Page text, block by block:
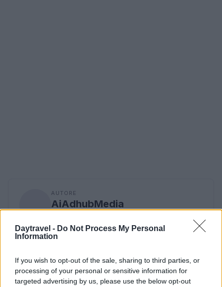
Daytravel - Do Not Process My Personal
Information
If you wish to opt-out of the sale, sharing to third parties, or
processing of your personal or sensitive information for
targeted advertising by us, please use the below opt-out
AUTORE
AiAdhubMedia